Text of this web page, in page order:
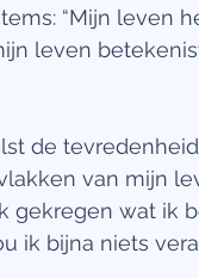
“Mijn leven
leven
de
van mijn
gekregen wat ik
ik bijna niets